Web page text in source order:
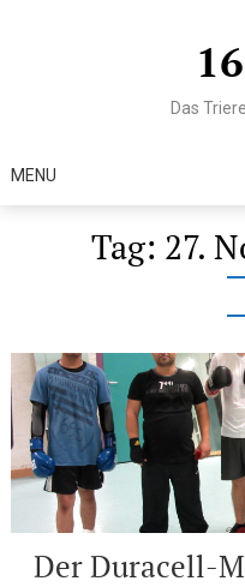
Das
MENU
Tag: 27.
Der Duracell-